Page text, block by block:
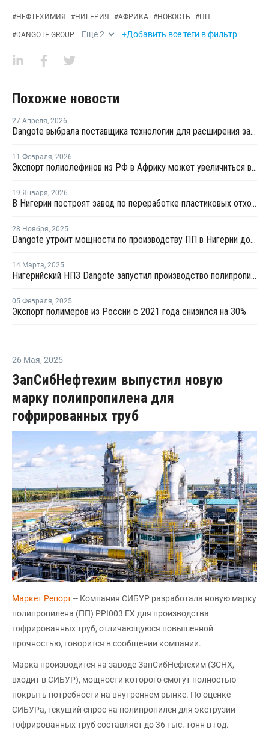
#НЕФТЕХИМИЯ #НИГЕРИЯ #АФРИКА #НОВОСТЬ #ПП
#DANGOTE GROUP Еще2 +Добавить все теги в фильтр
Похожие новости
27 Апреля, 2026
Dangote выбрала поставщика технологии для расширения завода пропилена
11 Февраля, 2026
Экспорт полиолефинов из РФ в Африку может увеличиться в 2 раза к 2030 году
19 Января, 2026
В Нигерии построят завод по переработке пластиковых отходов в ПЭТ мощностью 100 тысяч тонн
28 Ноября, 2025
Dangote утроит мощности по производству ПП в Нигерии до 2,4 млн тонн в год
14 Марта, 2025
Нигерийский НПЗ Dangote запустил производство полипропилена
05 Февраля, 2025
Экспорт полимеров из России с 2021 года снизился на 30%
26 Мая, 2025
ЗапСибНефтехим выпустил новую
марку полипропилена для
гофрированных труб
Маркет Репорт-- Компания СИБУР разработала новую марку
полипропилена (ПП) PPI003 EX для производства
гофрированных труб, отличающуюся повышенной
прочностью, говорится в сообщении компании.
Марка производится на заводе ЗапСибНефтехим (ЗСНХ,
входит в СИБУР), мощности которого смогут полностью
покрыть потребности на внутреннем рынке. По оценке
СИБУРа, текущий спрос на полипропилен для экструзии
гофрированных труб составляет до 36 тыс. тонн в год.